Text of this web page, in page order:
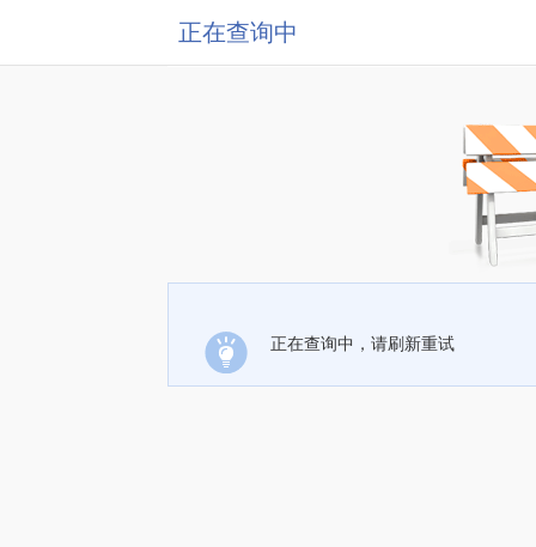
正在查询中
正在查询中，请刷新重试